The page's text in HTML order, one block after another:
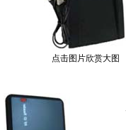
点击图片欣赏大图